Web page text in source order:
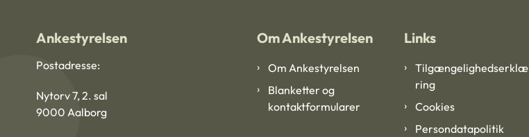
Ankestyrelsen
Postadresse:
Nytorv 7, 2. sal
9000 Aalborg
Om Ankestyrelsen
Om Ankestyrelsen
Blanketter og
kontaktformularer
Links
Tilgængelighedserklæ
ring
Cookies
Persondatapolitik